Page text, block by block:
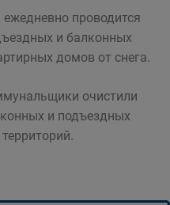
проводится
и балконных
домов от снега.
очистили
и подъездных